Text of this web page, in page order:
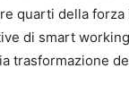
quarti della forza
di smart
trasformazione